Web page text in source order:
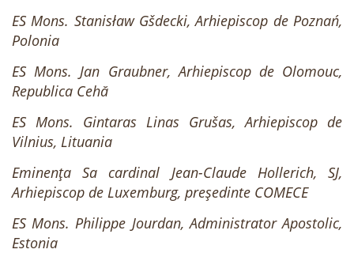
ES Mons. Stanisław Gšdecki, Arhiepiscop de Poznań,
Polonia
ES Mons. Jan Graubner, Arhiepiscop de Olomouc,
Republica Cehă
ES Mons. Gintaras Linas Grušas, Arhiepiscop de
Vilnius, Lituania
Eminența Sa cardinal Jean-Claude Hollerich, SJ,
Arhiepiscop de Luxemburg, președinte COMECE
ES Mons. Philippe Jourdan, Administrator Apostolic,
Estonia